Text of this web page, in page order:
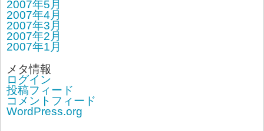
2007年5月
2007年4月
2007年3月
2007年2月
2007年1月
メタ情報
ログイン
投稿フィード
コメントフィード
WordPress.org